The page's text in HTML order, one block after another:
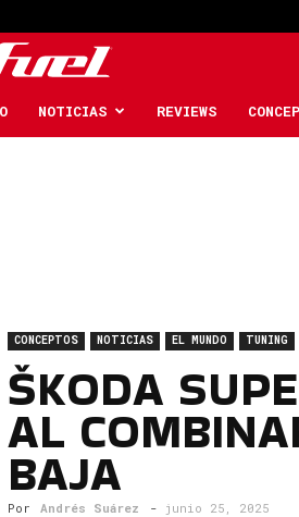
Car
NOTICIAS REVIEWS
CONCEPTOS NOTICIAS EL MUNDO TUNING
ŠKODA
AL
BAJA
Por Andrés Suárez - junio 25, 2025